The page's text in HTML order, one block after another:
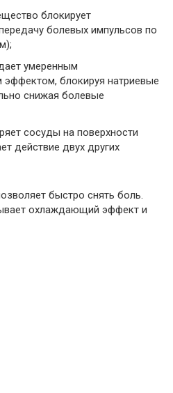
блокирует
болевых импульсов по
умеренным
блокируя натриевые
снижая болевые
сосуды на поверхности
действие двух других
быстро снять боль.
охлаждающий эффект и